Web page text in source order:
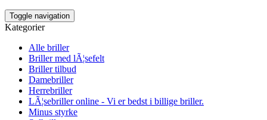
Toggle navigation
Kategorier
Alle briller
Briller med lÃ¦sefelt
Briller tilbud
Damebriller
Herrebriller
LÃ¦sebriller online - Vi er bedst i billige briller.
Minus styrke